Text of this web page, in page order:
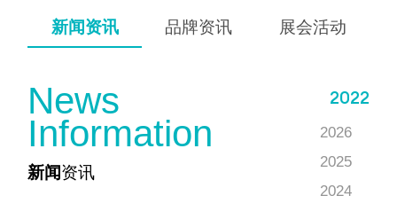
新闻资讯 品牌资讯 展会活动
News
Information
新闻资讯
2022
2026
2025
2024